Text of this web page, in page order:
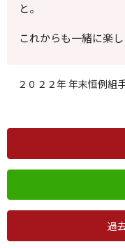
と。
これからも一緒に楽
２０２２年 年末恒例組
過